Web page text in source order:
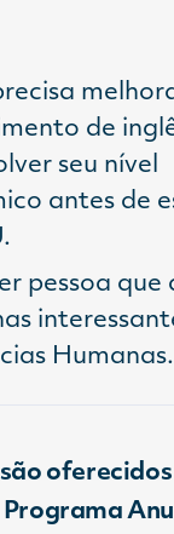
de
seu nível
antes de
pessoa que
Humanas.